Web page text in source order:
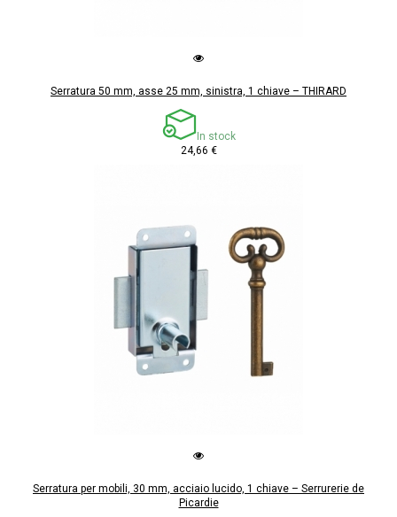
Serratura 50 mm, asse 25 mm, sinistra, 1 chiave – THIRARD
In stock
24,66 €
Serratura per mobili, 30 mm, acciaio lucido, 1 chiave – Serrurerie de
Picardie